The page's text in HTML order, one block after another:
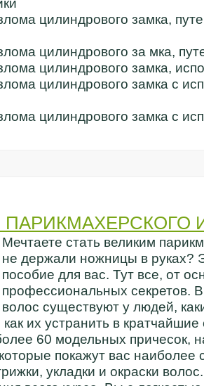
цилиндрового замка,
цилиндрового за мка,
цилиндрового замка,
цилиндрового замка с
цилиндрового замка с
Мечтаете стать великим
не держали ножницы в руках?
пособие для вас. Тут все, от
профессиональных секретов.
волос существуют у людей,
как их устранить в
60 модельных причесок,
покажут вас
укладки и окраски волос.